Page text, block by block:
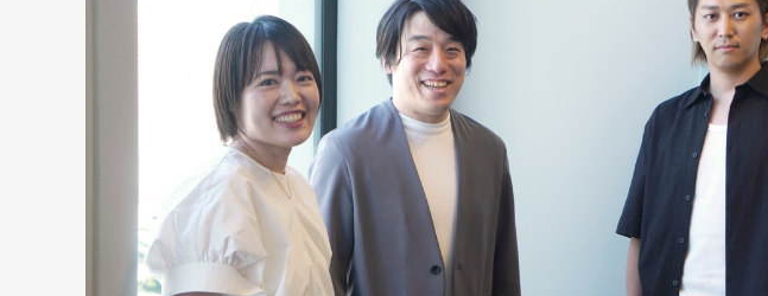
カテゴリーから探す 会社・事業
鹿島アントラーズ
メルカリ
メルペイ
メルコイン
エンジニアリング
エンジニアリング
コーポレートエンジニアリング
セキュリティエンジニアリング